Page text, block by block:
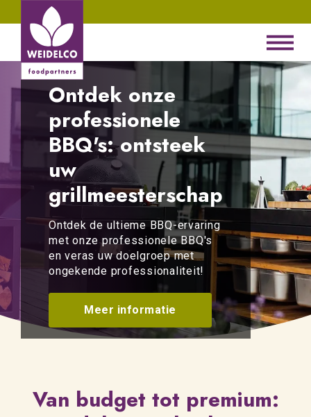
Ontdek onze
professionele
BBQ's: ontsteek
uw
grillmeesterschap
Ontdek de ultieme BBQ-ervaring
met onze professionele BBQ's
en veras uw doelgroep met
ongekende professionaliteit!
Meer informatie
Van budget tot premium: